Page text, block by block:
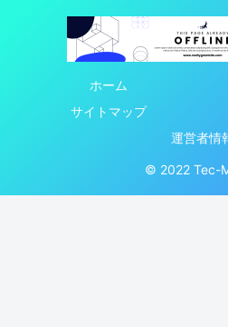
ホーム
サイトマップ
運営者情
© 2022 Tec-